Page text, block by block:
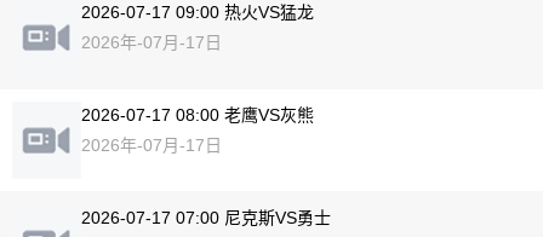
2026-07-17 09:00 热火VS猛龙
2026年-07月-17日
2026-07-17 08:00 老鹰VS灰熊
2026年-07月-17日
2026-07-17 07:00 尼克斯VS勇士